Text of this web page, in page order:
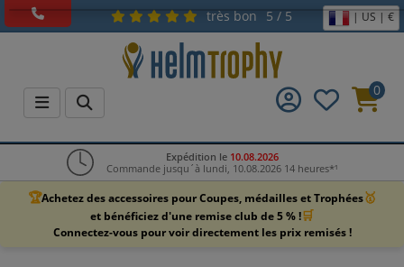
très bon 5 / 5 | US | €
0
Expédition le 10.08.2026
Commande jusqu´à lundi, 10.08.2026 14 heures*¹
🏆Achetez des accessoires pour Coupes, médailles et Trophées🥇
et bénéficiez d'une remise club de 5 % !🛒
Connectez-vous pour voir directement les prix remisés !